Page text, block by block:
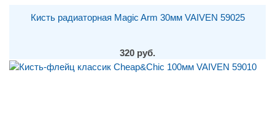
Кисть радиаторная Magic Arm 30мм VAIVEN 59025
320 руб.